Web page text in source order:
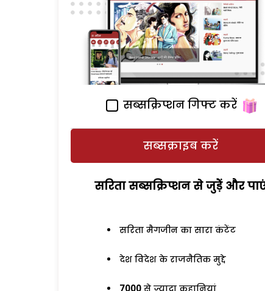
सब्सक्रिप्शन गिफ्ट करें
सब्सक्राइब करें
सरिता सब्सक्रिप्शन से जुड़ेें और
सरिता मैगजीन का सारा कंटेंट
देश विदेश के राजनैतिक मुद्दे